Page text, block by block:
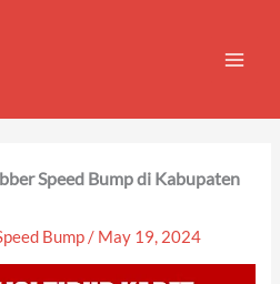
Speed Bump di Kabupaten
Bump/ May 19, 2024